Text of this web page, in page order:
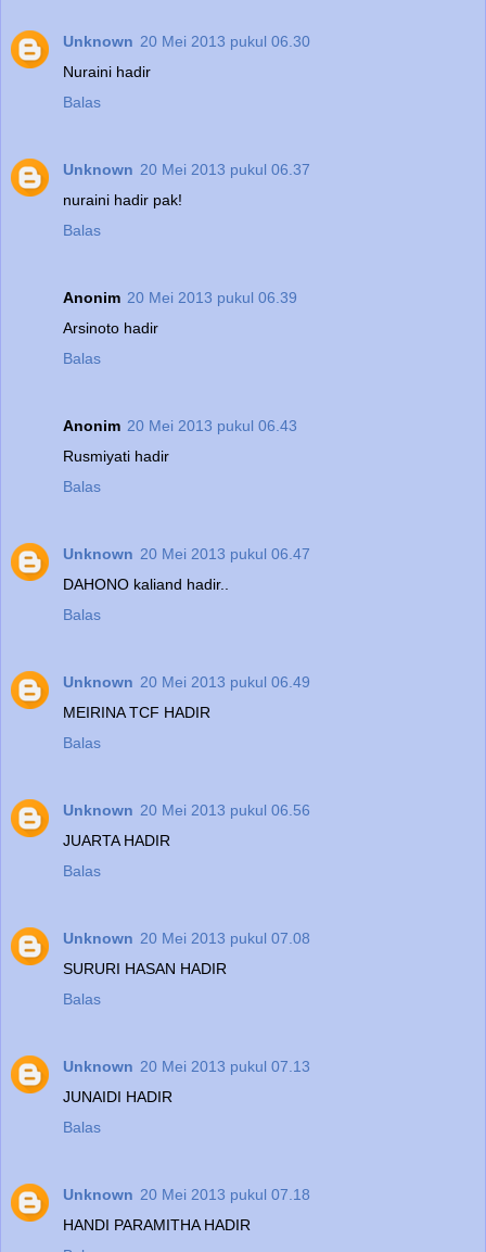
Unknown 20 Mei 2013 pukul 06.30
Nuraini hadir
Balas
Unknown 20 Mei 2013 pukul 06.37
nuraini hadir pak!
Balas
Anonim 20 Mei 2013 pukul 06.39
Arsinoto hadir
Balas
Anonim 20 Mei 2013 pukul 06.43
Rusmiyati hadir
Balas
Unknown 20 Mei 2013 pukul 06.47
DAHONO kaliand hadir..
Balas
Unknown 20 Mei 2013 pukul 06.49
MEIRINA TCF HADIR
Balas
Unknown 20 Mei 2013 pukul 06.56
JUARTA HADIR
Balas
Unknown 20 Mei 2013 pukul 07.08
SURURI HASAN HADIR
Balas
Unknown 20 Mei 2013 pukul 07.13
JUNAIDI HADIR
Balas
Unknown 20 Mei 2013 pukul 07.18
HANDI PARAMITHA HADIR